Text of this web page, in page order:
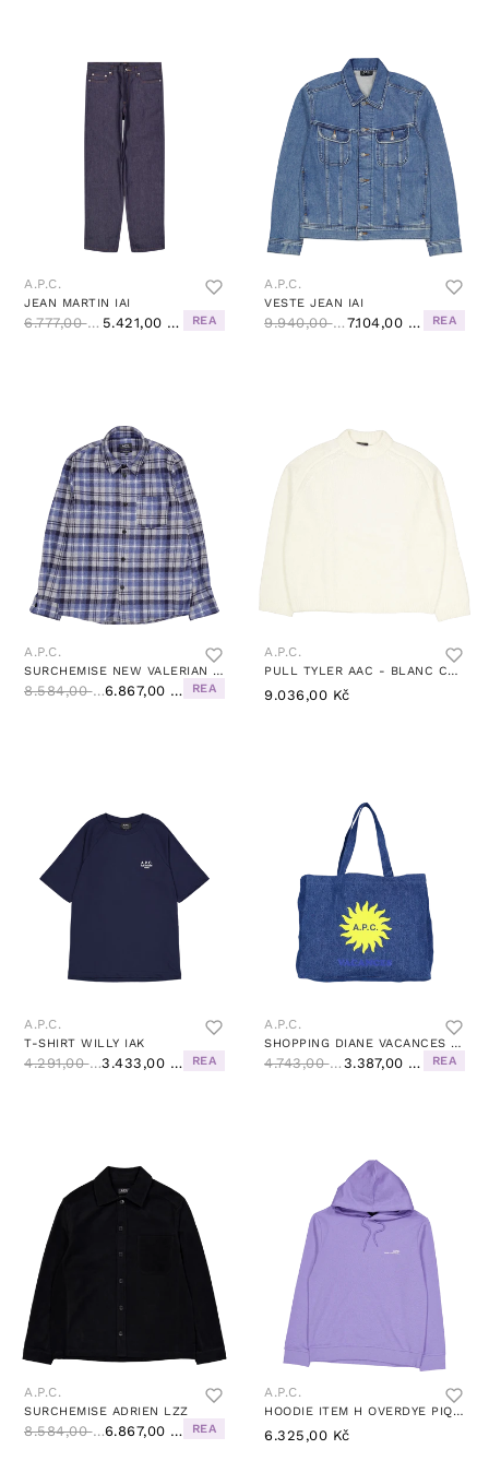
A.P.C.
JEAN MARTIN IAI
6.777,00 Kč 5.421,00 Kč REA
A.P.C.
VESTE JEAN IAI
9.940,00 Kč 7.104,00 Kč REA
A.P.C.
SURCHEMISE NEW VALERIAN IAA
8.584,00 Kč 6.867,00 Kč REA
A.P.C.
PULL TYLER AAC - BLANC CASSE
9.036,00 Kč
A.P.C.
T-SHIRT WILLY IAK
4.291,00 Kč 3.433,00 Kč REA
A.P.C.
SHOPPING DIANE VACANCES IAL
4.743,00 Kč 3.387,00 Kč REA
A.P.C.
SURCHEMISE ADRIEN LZZ
8.584,00 Kč 6.867,00 Kč REA
A.P.C.
HOODIE ITEM H OVERDYE PIQ - VIOLET CHINE
6.325,00 Kč